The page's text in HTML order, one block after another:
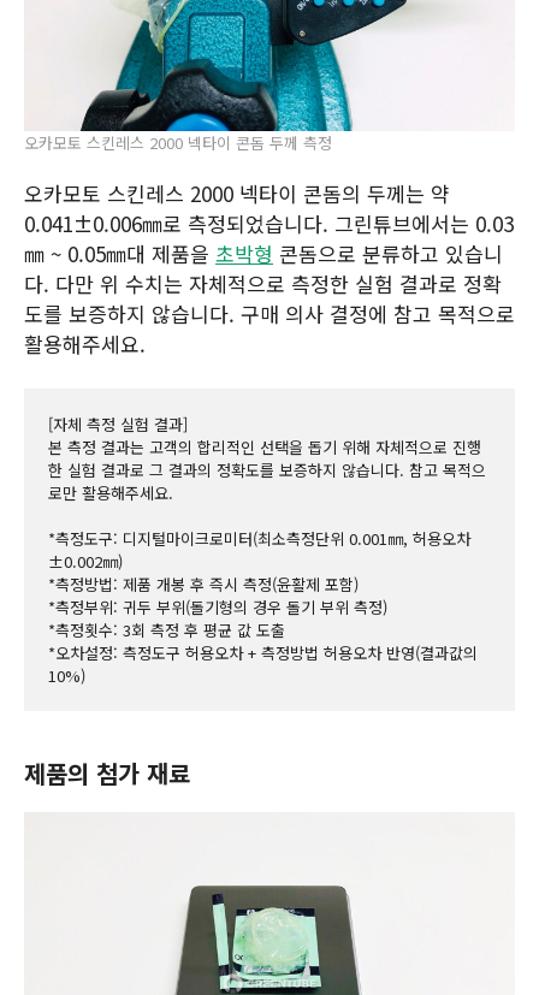
오카모토 스킨레스 2000 넥타이 콘돔 두께 측정
오카모토 스킨레스 2000 넥타이 콘돔의 두께는 약
0.041±0.006㎜로 측정되었습니다. 그린튜브에서는 0.03
㎜ ~ 0.05㎜대 제품을 초박형 콘돔으로 분류하고 있습니
다. 다만 위 수치는 자체적으로 측정한 실험 결과로 정확
도를 보증하지 않습니다. 구매 의사 결정에 참고 목적으로
활용해주세요.
[자체 측정 실험 결과]
본 측정 결과는 고객의 합리적인 선택을 돕기 위해 자체적으로 진행
한 실험 결과로 그 결과의 정확도를 보증하지 않습니다. 참고 목적으
로만 활용해주세요.
*측정도구: 디지털마이크로미터(최소측정단위 0.001㎜, 허용오차
±0.002㎜)
*측정방법: 제품 개봉 후 즉시 측정(윤활제 포함)
*측정부위: 귀두 부위(돌기형의 경우 돌기 부위 측정)
*측정횟수: 3회 측정 후 평균 값 도출
*오차설정: 측정도구 허용오차 + 측정방법 허용오차 반영(결과값의
10%)
제품의 첨가 재료